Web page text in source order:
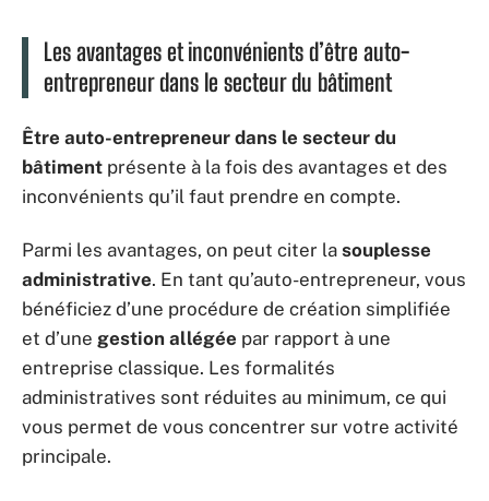
Les avantages et inconvénients d’être auto-
entrepreneur dans le secteur du bâtiment
Être auto-entrepreneur dans le secteur du
bâtiment présente à la fois des avantages et des
inconvénients qu’il faut prendre en compte.
Parmi les avantages, on peut citer la souplesse
administrative. En tant qu’auto-entrepreneur, vous
bénéficiez d’une procédure de création simplifiée
et d’une gestion allégée par rapport à une
entreprise classique. Les formalités
administratives sont réduites au minimum, ce qui
vous permet de vous concentrer sur votre activité
principale.